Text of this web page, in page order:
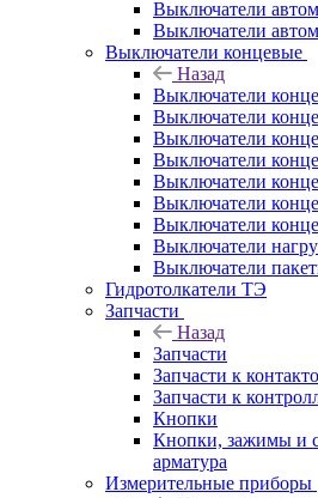
Выключатели
Выключатели
Выключатели концевые
Назад
Выключатели
Выключатели
Выключатели
Выключатели
Выключатели
Выключатели
Выключатели
Выключатели
Выключатели
Гидротолкатели ТЭ
Запчасти
Назад
Запчасти
Запчасти к
Запчасти к
Кнопки
Кнопки, зажимы и
арматура
Измерительные приборы